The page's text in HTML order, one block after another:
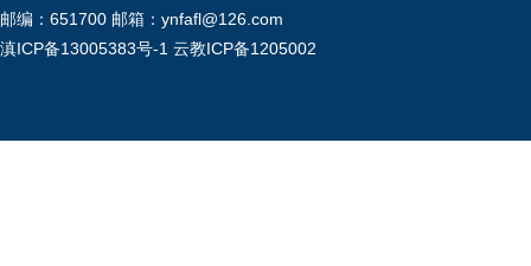
邮编：651700 邮箱：ynfafl@126.com
滇ICP备13005383号-1 云教ICP备1205002